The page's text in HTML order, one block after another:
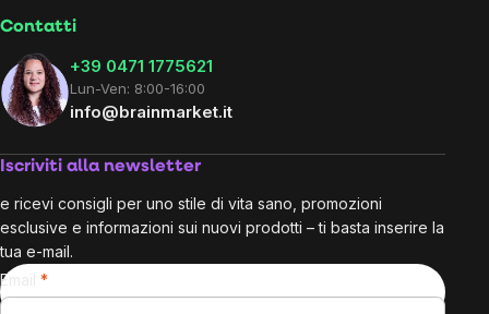
Contatti
+39 0471 1775621
Lun-Ven: 8:00-16:00
info@brainmarket.it
Iscriviti alla newsletter
e ricevi consigli per uno stile di vita sano, promozioni
esclusive e informazioni sui nuovi prodotti – ti basta inserire la
tua e-mail.
Email